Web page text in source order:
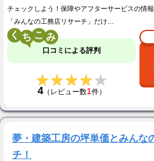
チェックしよう！保障やアフターサービスの情
「みんなの工務店リサーチ」だけ…
く こ
口コミによる評判
★★★★★
★★★★★
4（レビュー数1件）
夢・建築工房の坪単価とみんな
チ！